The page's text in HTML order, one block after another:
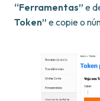
“Ferramentas” e
Token” e copie o